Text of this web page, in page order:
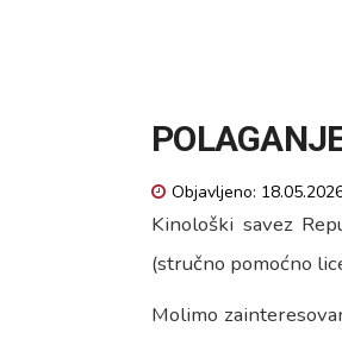
Objavljeno:
Kinološki savez
(stručno pomoćno
Molimo